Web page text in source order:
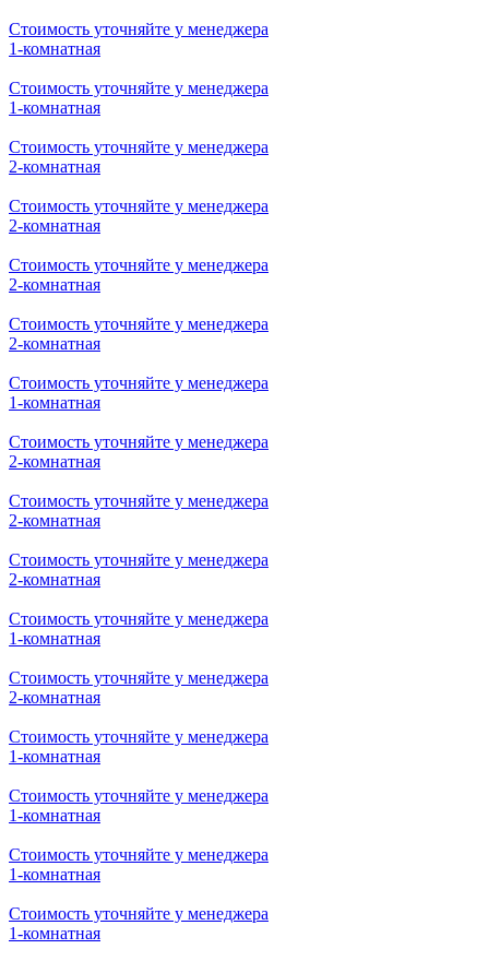
Стоимость уточняйте у менеджера
1-комнатная
Стоимость уточняйте у менеджера
1-комнатная
Стоимость уточняйте у менеджера
2-комнатная
Стоимость уточняйте у менеджера
2-комнатная
Стоимость уточняйте у менеджера
2-комнатная
Стоимость уточняйте у менеджера
2-комнатная
Стоимость уточняйте у менеджера
1-комнатная
Стоимость уточняйте у менеджера
2-комнатная
Стоимость уточняйте у менеджера
2-комнатная
Стоимость уточняйте у менеджера
2-комнатная
Стоимость уточняйте у менеджера
1-комнатная
Стоимость уточняйте у менеджера
2-комнатная
Стоимость уточняйте у менеджера
1-комнатная
Стоимость уточняйте у менеджера
1-комнатная
Стоимость уточняйте у менеджера
1-комнатная
Стоимость уточняйте у менеджера
1-комнатная